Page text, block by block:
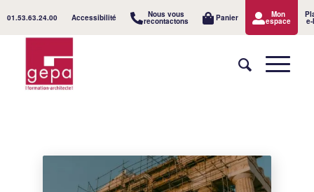
01.53.63.24.00 Accessibilité Nous vous
recontactons Panier Mon
espace